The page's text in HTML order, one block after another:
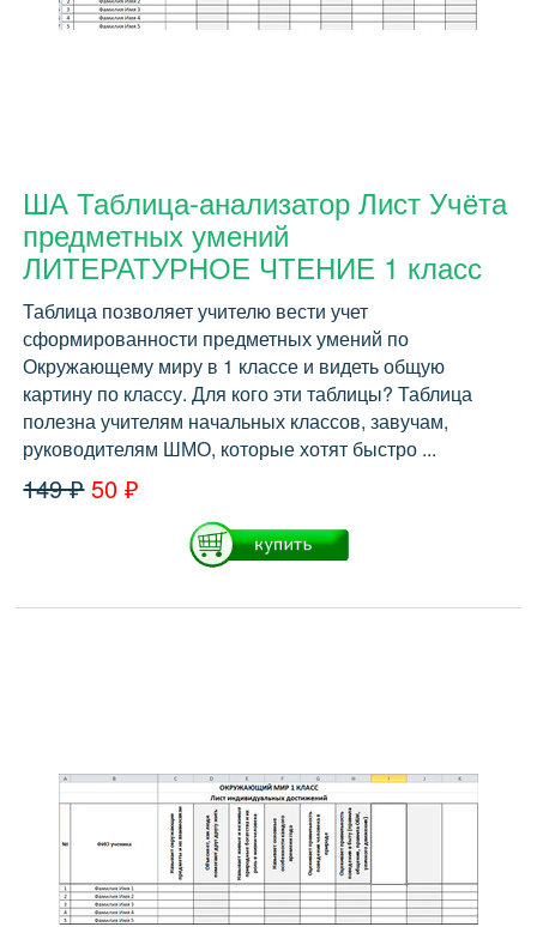
ША Таблица-анализатор Лист Учёта
предметных умений
ЛИТЕРАТУРНОЕ ЧТЕНИЕ 1 класс
Таблица позволяет учителю вести учет
сформированности предметных умений по
Окружающему миру в 1 классе и видеть общую
картину по классу. Для кого эти таблицы? Таблица
полезна учителям начальных классов, завучам,
руководителям ШМО, которые хотят быстро ...
149 ₽ 50 ₽